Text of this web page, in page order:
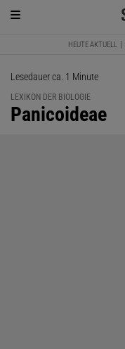
HEUTE AKTUELL
Lesedauer ca. 1 Minute
LEXIKON DER BIOLOGIE
:
Panicoideae